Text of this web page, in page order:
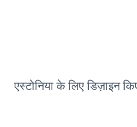
एस्टोनिया के लिए डिज़ाइन